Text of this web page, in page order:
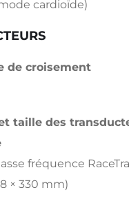
cardioïde)
de croisement
taille des
fréquence
× 330 mm)